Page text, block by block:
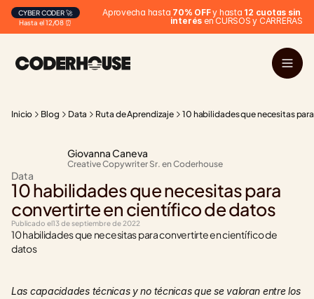
Hasta el 12/08 ⏰
CYBER CODER 🚀 Aprovecha hasta 70% OFF y hasta 12 cuotas sin
interés en CURSOS y CARRERAS
Inicio Blog Data Ruta de Aprendizaje 10 habilidades que necesitas
Giovanna Caneva
Creative Copywriter Sr. en Coderhouse
Data
10 habilidades que necesitas para
convertirte en científico de datos
Publicado el13 de septiembre de 2022
10 habilidades que necesitas para convertirte en científico de
datos
Las capacidades técnicas y no técnicas que se valoran entre los